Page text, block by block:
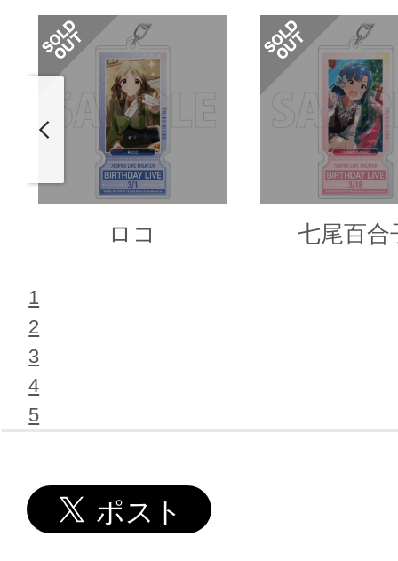
ロコ 七尾百合
1
2
3
4
5